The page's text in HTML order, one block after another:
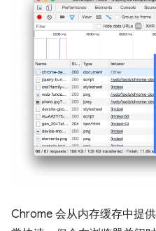
Chrome 会从内存缓存中提